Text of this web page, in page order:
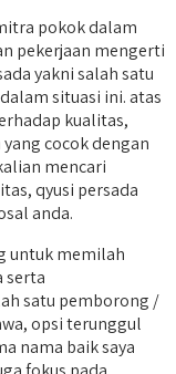
pokok dalam
pekerjaan mengerti
yakni salah satu
situasi ini. atas
kualitas,
cocok dengan
mencari
qyusi persada
anda.
untuk memilah
serta
satu pemborong /
opsi terunggul
nama baik saya